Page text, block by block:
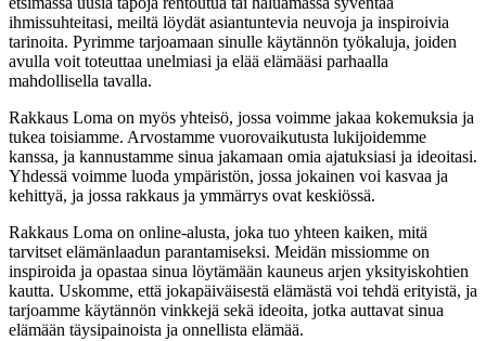
ihmissuhteitasi, meiltä löydät asiantuntevia neuvoja ja inspiroivia
tarinoita. Pyrimme tarjoamaan sinulle käytännön työkaluja, joiden
avulla voit toteuttaa unelmiasi ja elää elämääsi parhaalla
mahdollisella tavalla.
Rakkaus Loma on myös yhteisö, jossa voimme jakaa kokemuksia ja
tukea toisiamme. Arvostamme vuorovaikutusta lukijoidemme
kanssa, ja kannustamme sinua jakamaan omia ajatuksiasi ja ideoitasi.
Yhdessä voimme luoda ympäristön, jossa jokainen voi kasvaa ja
kehittyä, ja jossa rakkaus ja ymmärrys ovat keskiössä.
Rakkaus Loma on online-alusta, joka tuo yhteen kaiken, mitä
tarvitset elämänlaadun parantamiseksi. Meidän missiomme on
inspiroida ja opastaa sinua löytämään kauneus arjen yksityiskohtien
kautta. Uskomme, että jokapäiväisestä elämästä voi tehdä erityistä, ja
tarjoamme käytännön vinkkejä sekä ideoita, jotka auttavat sinua
elämään täysipainoista ja onnellista elämää.